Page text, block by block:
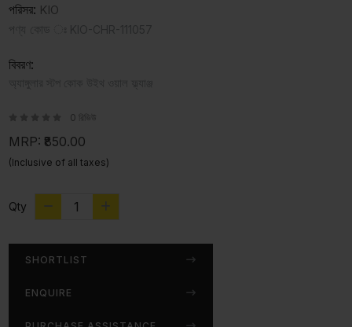
পরিসর: KIO
বিবরণ:
0 রিভিউ
MRP: ₹850.00
(Inclusive of all taxes)
Qty
SHORTLIST
ENQUIRE